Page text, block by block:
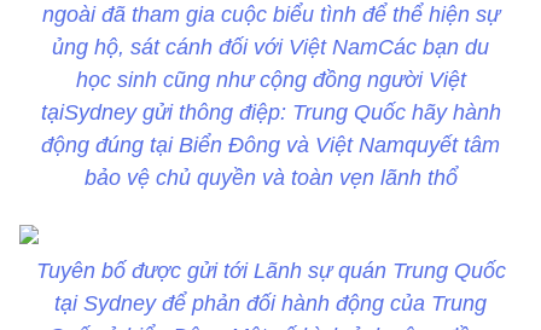
ngoài đã tham gia cuộc biểu tình để thể hiện sự
ủng hộ, sát cánh đối với Việt NamCác bạn du
học sinh cũng như cộng đồng người Việt
tạiSydney gửi thông điệp: Trung Quốc hãy hành
động đúng tại Biển Đông và Việt Namquyết tâm
bảo vệ chủ quyền và toàn vẹn lãnh thổ
Tuyên bố được gửi tới Lãnh sự quán Trung Quốc
tại Sydney để phản đối hành động của Trung